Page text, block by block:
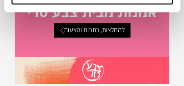
אמנות מבית צבע טרי
להמלצות, כתבות והצעות